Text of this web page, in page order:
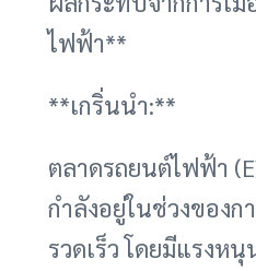
ไฟฟ้า**
**เกริ่นนำ:**
ตลาดรถยนต์ไฟฟ้า
กำลังอยู่ในช่วงของก
รวดเร็ว โดยมีแรงห